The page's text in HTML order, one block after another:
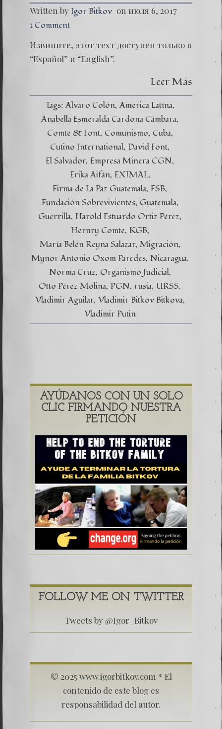
Written by Igor Bitkov on июля 6, 2017
1 Comment
Извините, этот техт доступен только в
“Español” и “English”.
Leer Más
Tags: Alvaro Colón America Latína
Anabella Esmeralda Cardona Cámbara
Comte & Font Comunismo Cuba
Cutino International David Font
El Salvador Empresa Minera CGN
Erika Aifán EXIMAL
Firma de La Paz Guatemala FSB
Fundación Sobrevivientes Guatemala
Guerrilla Harold Estuardo Ortiz Pérez
Hernry Comte KGB
María Belén Reyna Salazar Migración
Mynor Antonio Oxom Paredes Nicaragua
Norma Cruz Organismo Judicial
Otto Pérez Molina PGN rusia URSS
Vladimir Aguilar Vladimir Bitkov Bitkova
Vladimir Putin
AYÚDANOS CON UN SOLO
CLIC FIRMANDO NUESTRA
PETICIÓN
FOLLOW ME ON TWITTER
Tweets by @Igor_Bitkov
© 2025 www.igorbitkov.com * El
contenido de este blog es
responsabilidad del autor.